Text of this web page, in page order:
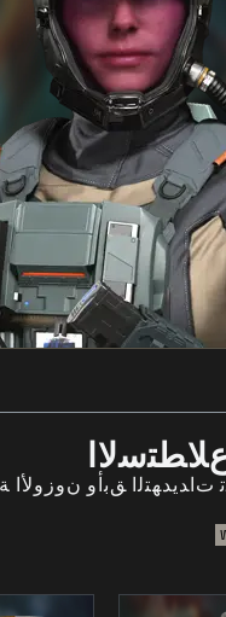
ﻖﺑﺃﻭ ﻥﻭﺯﻭﻷﺍ